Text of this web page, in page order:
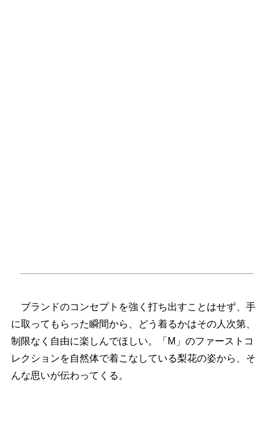
ブランドのコンセプトを強く打ち出すことはせず、手
に取ってもらった瞬間から、どう着るかはその人次第、
制限なく自由に楽しんでほしい。「M」のファーストコ
レクションを自然体で着こなしている梨花の姿から、そ
んな思いが伝わってくる。